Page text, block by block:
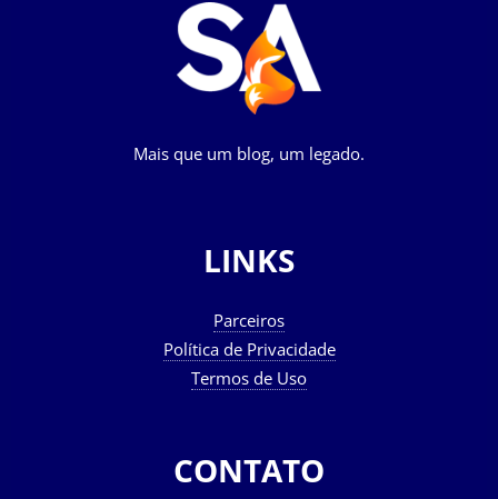
Mais que um blog, um legado.
LINKS
Parceiros
Política de Privacidade
Termos de Uso
CONTATO